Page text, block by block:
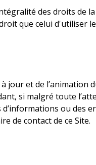
des droits de
que celui d'utiliser
à jour et de
si malgré toute
ou
de contact de ce Site.